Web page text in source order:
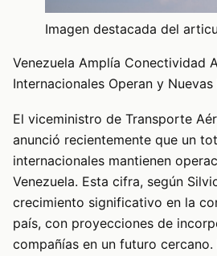
Imagen destacada del
Venezuela Amplía Conectividad
Internacionales Operan y
El viceministro de Transporte
anunció recientemente que un
internacionales mantienen
Venezuela. Esta cifra, según
crecimiento significativo en la
país, con proyecciones de
compañías en un futuro